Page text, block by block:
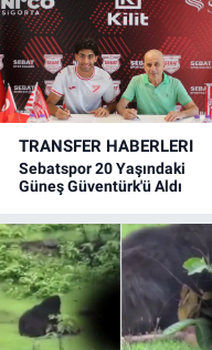
TRANSFER HABERLERI
Sebatspor 20 Yaşındaki
Güneş Güventürk'ü Aldı